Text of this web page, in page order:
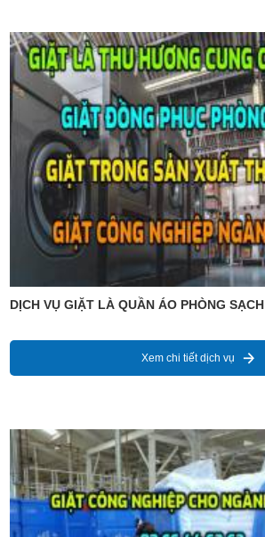
DỊCH VỤ GIẶT LÀ QUẦN ÁO PHÒNG SẠCH
Xem chi tiết dịch vụ